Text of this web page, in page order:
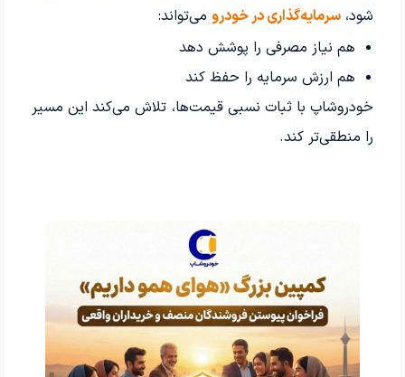
شود، سرمایه‌گذاری در خودرو می‌تواند:
هم نیاز مصرفی را پوشش دهد
هم ارزش سرمایه را حفظ کند
خودروشاپ با ثبات نسبی قیمت‌ها، تلاش می‌کند این مسیر
را منطقی‌تر کند.